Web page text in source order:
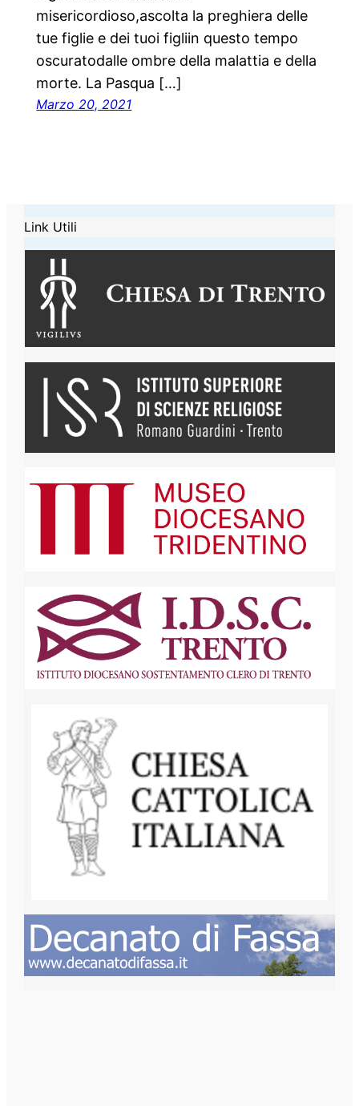
misericordioso,ascolta la preghiera delle
tue figlie e dei tuoi figliin questo tempo
oscuratodalle ombre della malattia e della
morte. La Pasqua […]
Marzo 20, 2021
Link Utili